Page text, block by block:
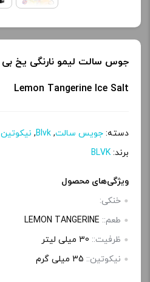
Lemon Tangerine Ice Salt
دسته: جویس سالت,
Blvk
, نیکوتین 35
برند: BLVK
ویژگی‌های محصول
خنکی:
طعم:: LEMON TANGERINE
ظرفیت:: 30 میلی‌ لیتر
نیکوتین:: 35 میلی‌ گرم